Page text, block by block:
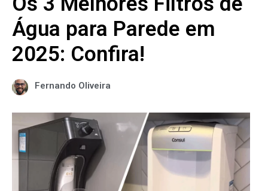
Água para Parede em
2025: Confira!
Fernando Oliveira